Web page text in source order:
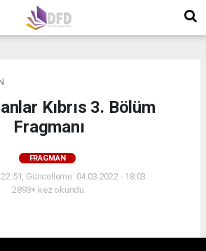
Kıbrıs 3. Bölüm
Fragmanı
FRAGMAN
Güncelleme: 04.03.2022 - 18:03
2893+ kez okundu.